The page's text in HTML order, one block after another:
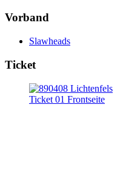
Vorband
Slawheads
Ticket